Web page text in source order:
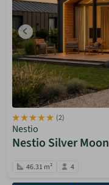
(2)
Nestio
Nestio Silver Moon
46.31 m² 4